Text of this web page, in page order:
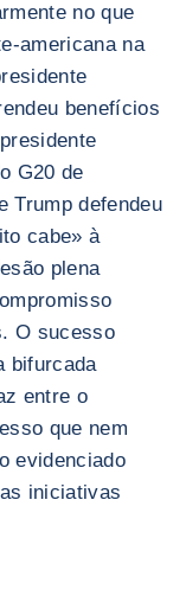
no que
americana na
benefícios
G20 de
Trump defendeu
cabe» à
plena
O sucesso
bifurcada
entre o
que nem
evidenciado
iniciativas